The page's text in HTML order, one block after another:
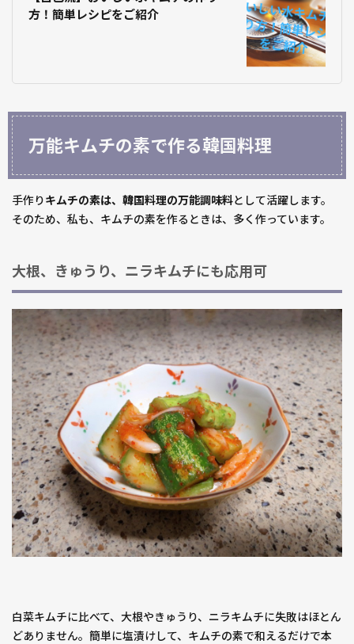
方！簡単レシピをご紹介
万能キムチの素で作る韓国料理
手作りキムチの素は、韓国料理の万能調味料として活躍します。
そのため、私も、キムチの素を作るときは、多く作っています。
大根、きゅうり、ニラキムチにも応用可
白菜キムチに比べて、大根やきゅうり、ニラキムチに失敗はほとん
どありません。簡単に塩漬けして、キムチの素で和えるだけで本